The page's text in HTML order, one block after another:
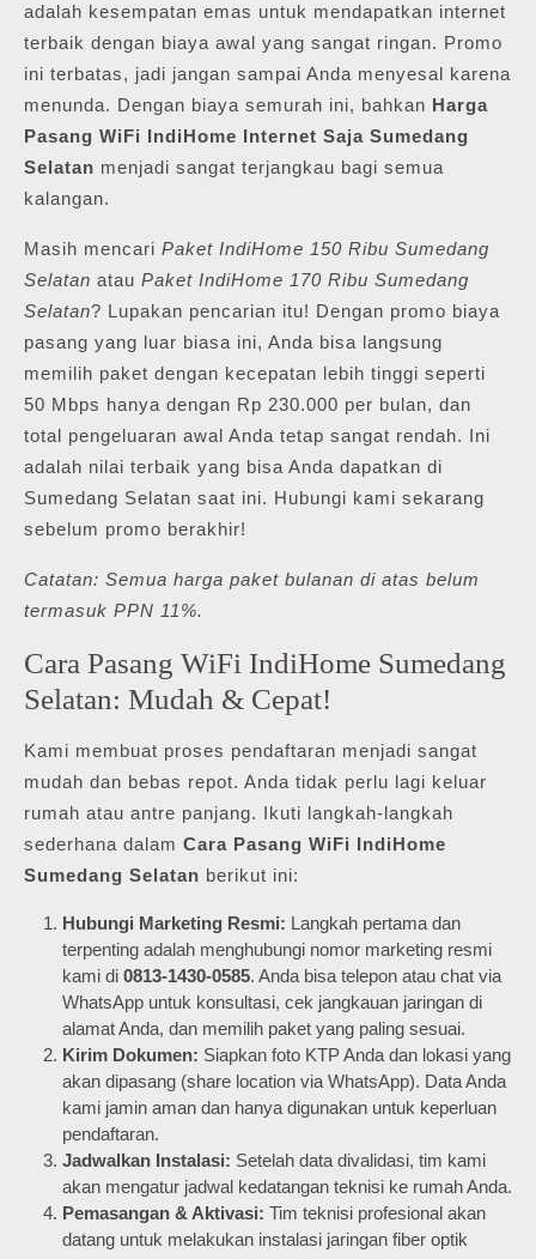
adalah kesempatan emas untuk mendapatkan internet
terbaik dengan biaya awal yang sangat ringan. Promo
ini terbatas, jadi jangan sampai Anda menyesal karena
menunda. Dengan biaya semurah ini, bahkan Harga
Pasang WiFi IndiHome Internet Saja Sumedang
Selatan menjadi sangat terjangkau bagi semua
kalangan.
Masih mencari Paket IndiHome 150 Ribu Sumedang
Selatan atau Paket IndiHome 170 Ribu Sumedang
Selatan? Lupakan pencarian itu! Dengan promo biaya
pasang yang luar biasa ini, Anda bisa langsung
memilih paket dengan kecepatan lebih tinggi seperti
50 Mbps hanya dengan Rp 230.000 per bulan, dan
total pengeluaran awal Anda tetap sangat rendah. Ini
adalah nilai terbaik yang bisa Anda dapatkan di
Sumedang Selatan saat ini. Hubungi kami sekarang
sebelum promo berakhir!
Catatan: Semua harga paket bulanan di atas belum
termasuk PPN 11%.
Cara Pasang WiFi IndiHome Sumedang
Selatan: Mudah & Cepat!
Kami membuat proses pendaftaran menjadi sangat
mudah dan bebas repot. Anda tidak perlu lagi keluar
rumah atau antre panjang. Ikuti langkah-langkah
sederhana dalam Cara Pasang WiFi IndiHome
Sumedang Selatan berikut ini:
Hubungi Marketing Resmi: Langkah pertama dan
terpenting adalah menghubungi nomor marketing resmi
kami di 0813-1430-0585. Anda bisa telepon atau chat via
WhatsApp untuk konsultasi, cek jangkauan jaringan di
alamat Anda, dan memilih paket yang paling sesuai.
Kirim Dokumen: Siapkan foto KTP Anda dan lokasi yang
akan dipasang (share location via WhatsApp). Data Anda
kami jamin aman dan hanya digunakan untuk keperluan
pendaftaran.
Jadwalkan Instalasi: Setelah data divalidasi, tim kami
akan mengatur jadwal kedatangan teknisi ke rumah Anda.
Pemasangan & Aktivasi: Tim teknisi profesional akan
datang untuk melakukan instalasi jaringan fiber optik